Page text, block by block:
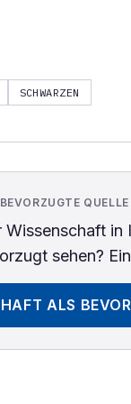
SCHWARZEN
BEVORZUGTE
Wissenschaftin
sehen?
ALS